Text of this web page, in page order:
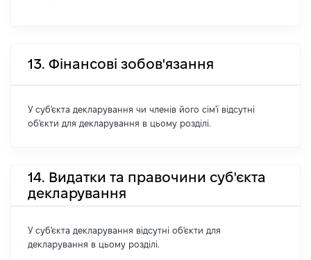
13. Фінансові зобов'язання
У суб'єкта декларування чи членів його сім'ї відсутні
об'єкти для декларування в цьому розділі.
14. Видатки та правочини суб'єкта
декларування
У суб'єкта декларування відсутні об'єкти для
декларування в цьому розділі.